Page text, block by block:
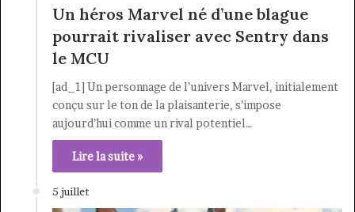
Un héros Marvel né d’une blague
pourrait rivaliser avec Sentry dans
le MCU
[ad_1] Un personnage de l’univers Marvel, initialement
conçu sur le ton de la plaisanterie, s’impose
aujourd’hui comme un rival potentiel…
Lire la suite »
5 juillet